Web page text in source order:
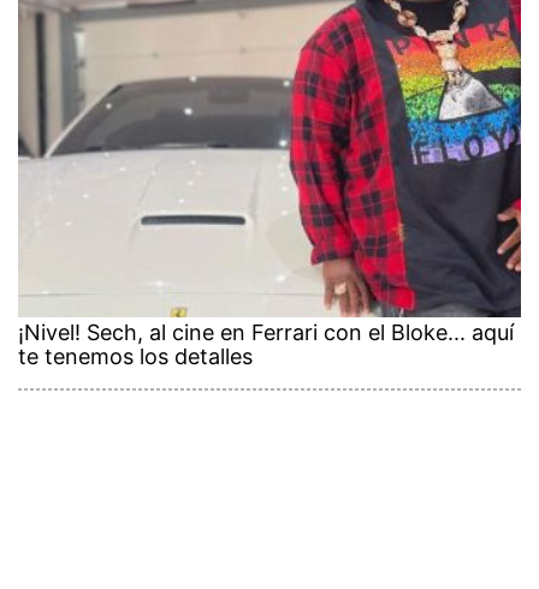
¡Nivel! Sech, al cine en Ferrari con el Bloke... aquí
te tenemos los detalles